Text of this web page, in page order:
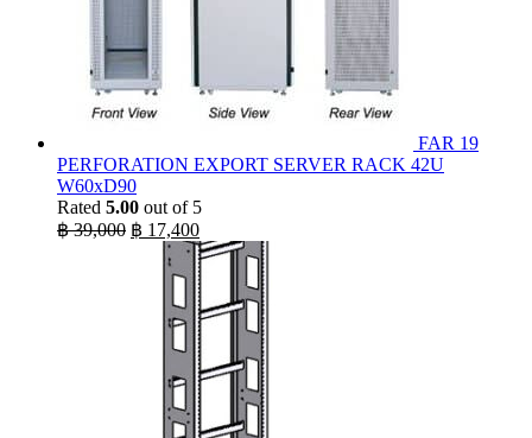
FAR 19
PERFORATION EXPORT SERVER RACK 42U
W60xD90
Rated 5.00 out of 5
฿39,000 Original
฿ 39,000.
฿ 17,400Current
price
is:
฿ 17,400.